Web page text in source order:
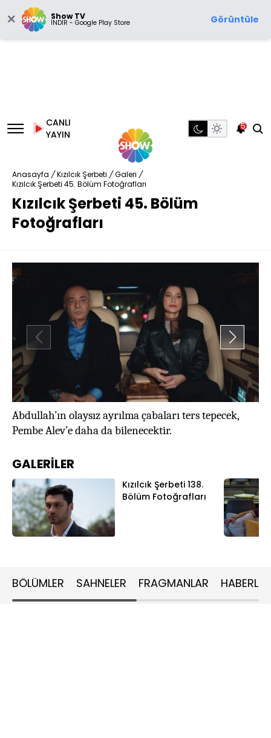
Show TV
İNDİR - Google Play Store Görüntüle
CANLI
YAYIN
5
Anasayfa / Kızılcık Şerbeti / Galeri /
Kızılcık Şerbeti 45. Bölüm Fotoğrafları
Kızılcık Şerbeti 45. Bölüm
Fotoğrafları
Abdullah’ın olaysız ayrılma çabaları ters tepecek,
Pembe Alev’e daha da bilenecektir.
GALERİLER
Kızılcık Şerbeti 138.
Bölüm Fotoğrafları
BÖLÜMLER SAHNELER FRAGMANLAR HABERLER